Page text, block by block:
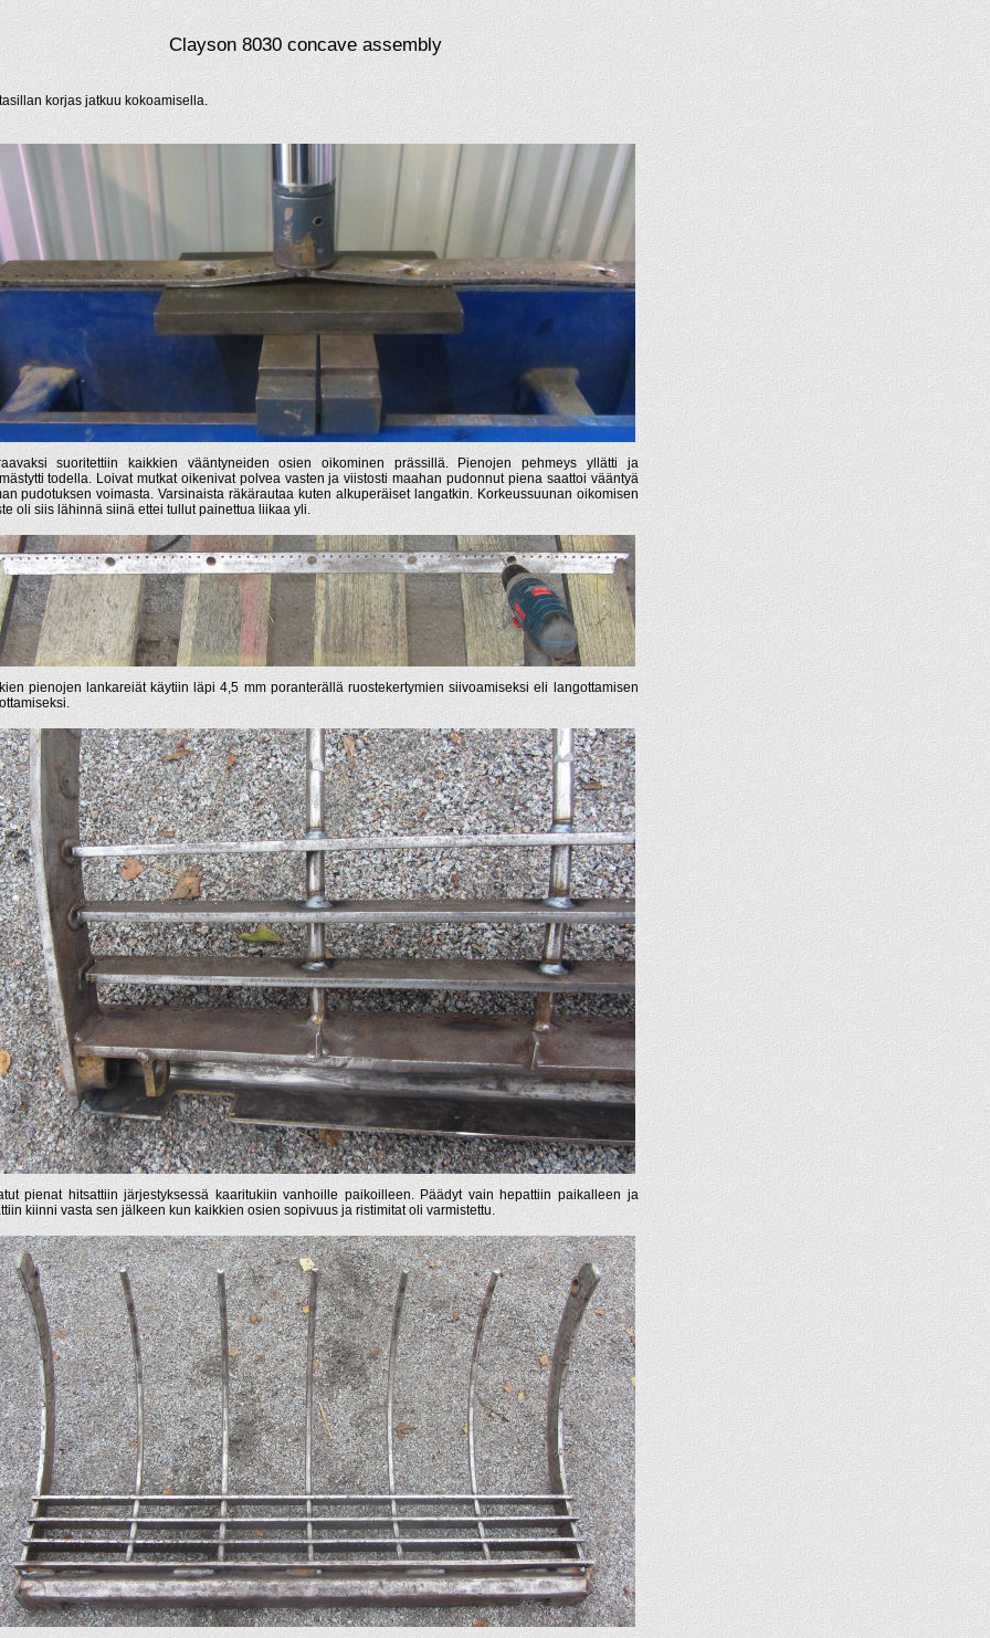
Clayson 8030 concave assembly
korjas jatkuu kokoamisella.
suoritettiin kaikkien vääntyneiden osien oikominen prässillä. Pienojen pehmeys yllätti ja
todella. Loivat mutkat oikenivat polvea vasten ja viistosti maahan pudonnut piena saattoi vääntyä
pudotuksen voimasta. Varsinaista räkärautaa kuten alkuperäiset langatkin. Korkeussuunan oikomisen
oli siis lähinnä siinä ettei tullut painettua liikaa yli.
pienojen lankareiät käytiin läpi 4,5 mm poranterällä ruostekertymien siivoamiseksi eli langottamisen
pienat hitsattiin järjestyksessä kaaritukiin vanhoille paikoilleen. Päädyt vain hepattiin paikalleen ja
kiinni vasta sen jälkeen kun kaikkien osien sopivuus ja ristimitat oli varmistettu.